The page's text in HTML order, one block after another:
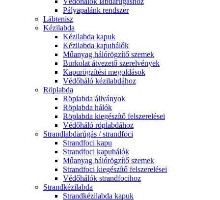
Pályapalánk rendszer
Lábtenisz
Kézilabda
Kézilabda kapuk
Kézilabda kapuhálók
Műanyag hálórögzítő szemek
Burkolat átvezető szerelvények
Kapurögzítési megoldások
Védőháló kézilabdához
Röplabda
Röplabda állványok
Röplabda hálók
Röplabda kiegészítő felszerelései
Védőháló röplabdához
Strandlabdarúgás / strandfoci
Strandfoci kapu
Strandfoci kapuhálók
Műanyag hálórögzítő szemek
Strandfoci kiegészítő felszerelései
Védőhálók strandfocihoz
Strandkézilabda
Strandkézilabda kapuk